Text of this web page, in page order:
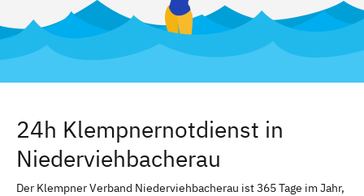
24h Klempnernotdienst in
Niederviehbacherau
Der Klempner Verband Niederviehbacherau ist 365 Tage im Jahr,